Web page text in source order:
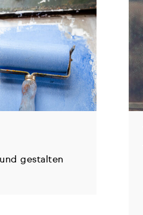
gestalten